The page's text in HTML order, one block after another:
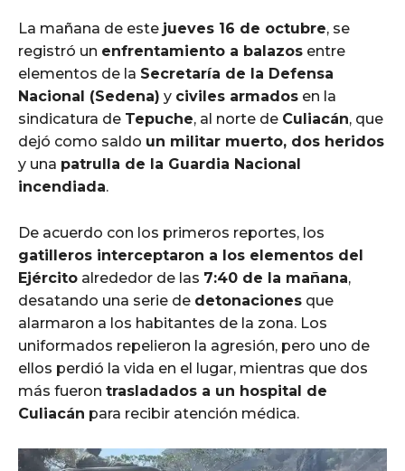
La mañana de este jueves 16 de octubre, se
registró un enfrentamiento a balazos entre
elementos de la Secretaría de la Defensa
Nacional (Sedena) y civiles armados en la
sindicatura de Tepuche, al norte de Culiacán, que
dejó como saldo un militar muerto, dos heridos
y una patrulla de la Guardia Nacional
incendiada.
De acuerdo con los primeros reportes, los
gatilleros interceptaron a los elementos del
Ejército alrededor de las 7:40 de la mañana,
desatando una serie de detonaciones que
alarmaron a los habitantes de la zona. Los
uniformados repelieron la agresión, pero uno de
ellos perdió la vida en el lugar, mientras que dos
más fueron trasladados a un hospital de
Culiacán para recibir atención médica.